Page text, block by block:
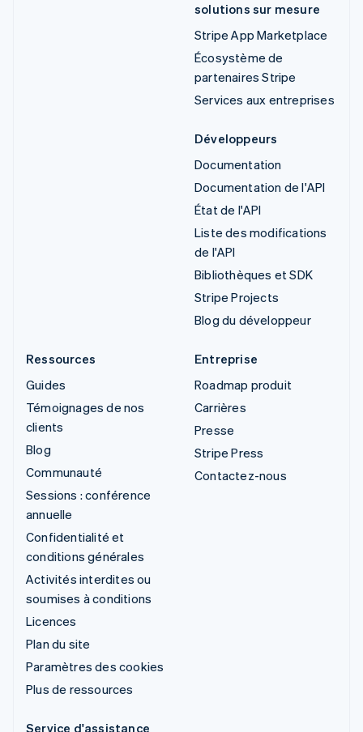
solutions sur mesure
Stripe App Marketplace
Écosystème de
partenaires Stripe
Services aux entreprises
Développeurs
Documentation
Documentation de l'API
État de l'API
Liste des modifications
de l'API
Bibliothèques et SDK
Stripe Projects
Blog du développeur
Ressources
Guides
Témoignages de nos
clients
Blog
Communauté
Sessions : conférence
annuelle
Confidentialité et
conditions générales
Activités interdites ou
soumises à conditions
Licences
Plan du site
Paramètres des cookies
Plus de ressources
Entreprise
Roadmap produit
Carrières
Presse
Stripe Press
Contactez-nous
Service d'assistance